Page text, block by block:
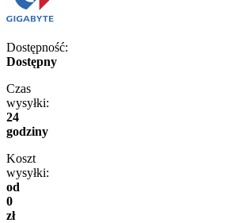
Dostępność:
Dostępny
Czas
wysyłki:
24
godziny
Koszt
wysyłki:
od
0
zł